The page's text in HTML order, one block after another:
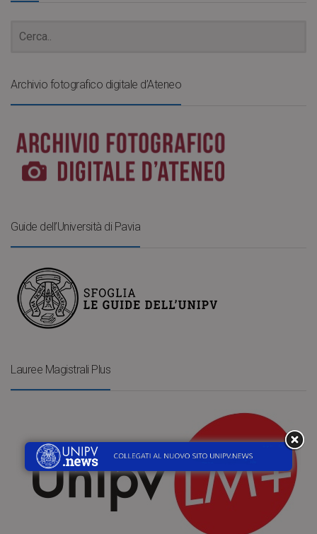
Archivio fotografico digitale d’Ateneo
Guide dell’Università di Pavia
Lauree Magistrali Plus